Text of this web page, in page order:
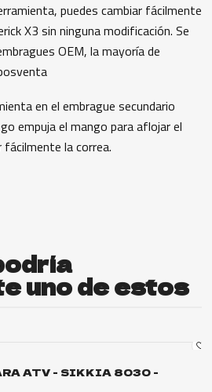
puedes cambiar fácilmente
X3 sin ninguna modificación. Se
OEM, la mayoría de
en el embrague secundario
empuja el mango para aflojar el
la correa.
uno de estos
ATV - SIKKIA 8030 -